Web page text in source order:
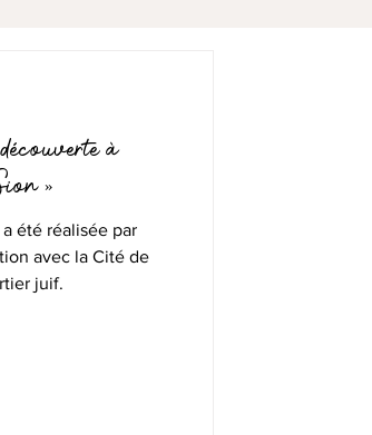
à
»
été réalisée par
avec la Cité de
juif.